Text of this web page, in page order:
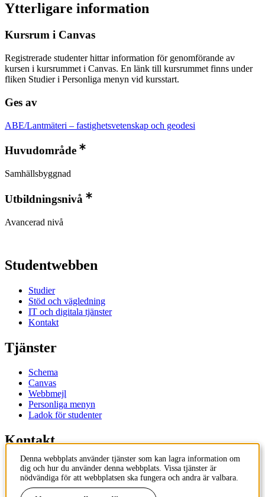
Ytterligare information
Kursrum i Canvas
Registrerade studenter hittar information för genomförande av
kursen i kursrummet i Canvas. En länk till kursrummet finns under
fliken Studier i Personliga menyn vid kursstart.
Ges av
ABE/Lantmäteri – fastighetsvetenskap och geodesi
Huvudområde
Samhällsbyggnad
Utbildningsnivå
Avancerad nivå
Studentwebben
Studier
Stöd och vägledning
IT och digitala tjänster
Kontakt
Tjänster
Schema
Canvas
Webbmejl
Personliga menyn
Ladok för studenter
Kontakt
Kontakta utbildningsprogram
Kontakta kurs
IT-support
Denna webbplats använder tjänster som kan lagra information om
dig och hur du använder denna webbplats. Vissa tjänster är
nödvändiga för att webbplatsen ska fungera och andra är valbara.